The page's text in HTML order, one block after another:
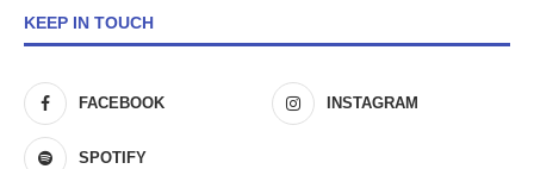
KEEP IN TOUCH
FACEBOOK INSTAGRAM
SPOTIFY